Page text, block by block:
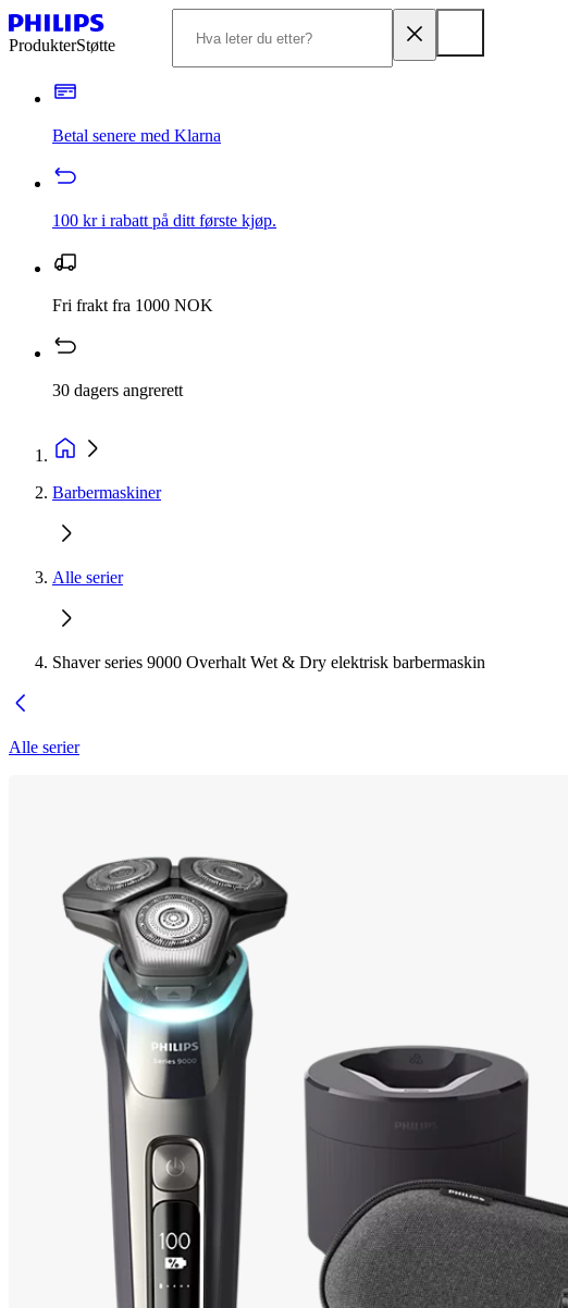
ProdukterStøtte
Betal senere med Klarna
100 kr i rabatt på ditt første kjøp.
Fri frakt fra 1000 NOK
30 dagers angrerett
Barbermaskiner
Alle serier
Shaver series 9000 Overhalt Wet & Dry elektrisk barbermaskin
Alle serier